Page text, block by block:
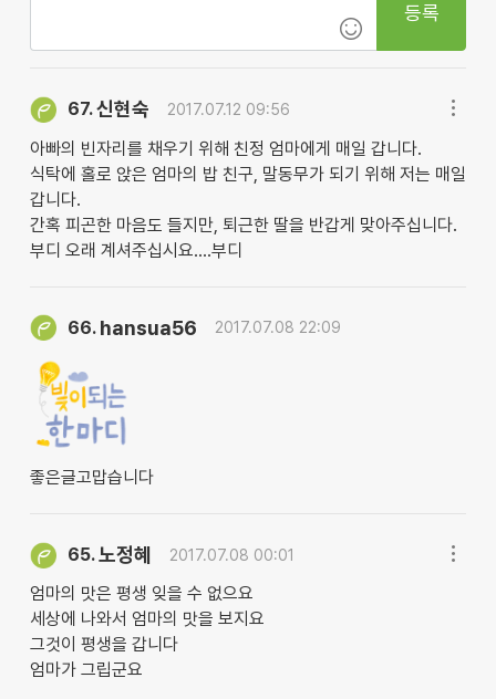
등록
67.신현숙 2017.07.12 09:56
아빠의 빈자리를 채우기 위해 친정 엄마에게 매일 갑니다.
식탁에 홀로 앉은 엄마의 밥 친구, 말동무가 되기 위해 저는 매일
갑니다.
간혹 피곤한 마음도 들지만, 퇴근한 딸을 반갑게 맞아주십니다.
부디 오래 계셔주십시요....부디
66. hansua56 2017.07.08 22:09
좋은글고맙습니다
65.노정혜 2017.07.08 00:01
엄마의 맛은 평생 잊을 수 없으요
세상에 나와서 엄마의 맛을 보지요
그것이 평생을 갑니다
엄마가 그립군요